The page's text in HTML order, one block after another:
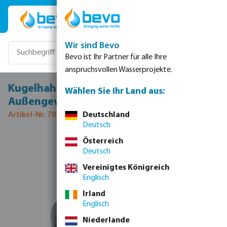
Zum Hauptinhalt springen
Kugelhahn PP 1" Innengewinde x
Außengewinde 6bar Schwarz
Artikel-Nr. 7032150
Bildergalerie überspringen
Wir sind Bevo
Bevo ist Ihr Partner für alle Ihre
anspruchsvollen Wasserprojekte.
Wählen Sie Ihr Land aus:
Deutschland
Deutsch
Österreich
Deutsch
Vereinigtes Königreich
Englisch
Irland
Englisch
Niederlande